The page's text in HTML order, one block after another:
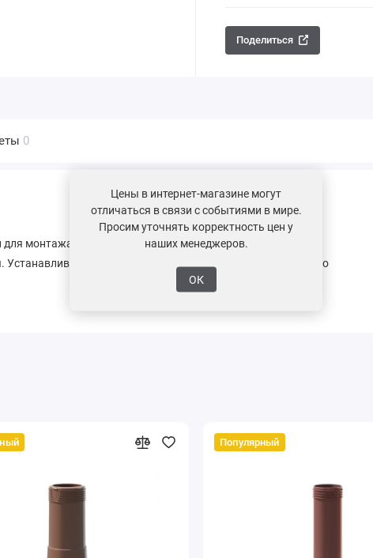
Поделиться
0
монтажа вентиляционных труб и канализационных
при монтаже под нижний слой кровельного
Популярный
Цены в интернет-магазине могут
отличаться в связи с событиями в мире.
Просим уточнять корректность цен у
наших менеджеров.
ОК